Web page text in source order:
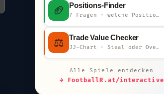
🏈 Positions-Finder
7 Fragen · welche Position bist du?
⚖️ Trade Value Checker
JJ-Chart · Steal oder Overpay?
Alle Spiele entdecken
→ FootballR.at/interactive